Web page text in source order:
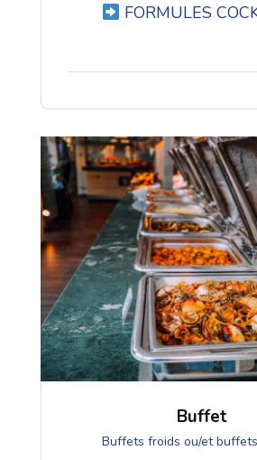
FORMULES
Buffet
Buffets froids ou/et